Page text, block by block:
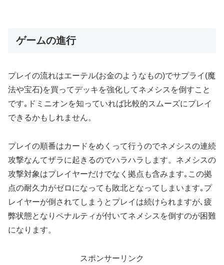
ゲームの進行
プレイの流れはエーテル(お金のようなもの)でサプライ(魔
法や宝石)を買ってデッキを強化してネメシスを倒すこと
です｡ドミニオンを知っていれば比較的スムーズにプレイ
できるかもしれません。
プレイの順番はカードをめくって行うのでネメシスの連続
攻撃なんてザラに起きるのでハラハラします。ネメシスの
攻撃対象はプレイヤーだけでなく拠点も含みます｡この拠
点の耐久力がゼロになっても敗北となってしまいます｡プ
レイヤーが倒されてしまうとプレイは続けられますが､疲
弊状態となりペナルティが付いてネメシスを倒すのが困難
になります。
スポンサーリンク